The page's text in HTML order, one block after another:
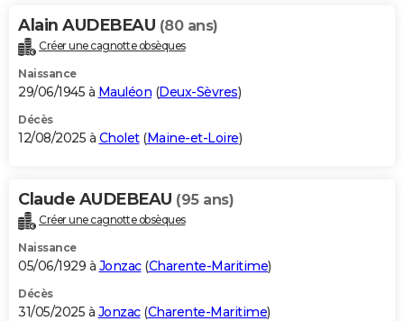
DICTIONNAIRE
Dictionnaire
Biographies
Citations
Expressions
Proverbes
PROGRAMME TV
COPAINS D'AVANT
S'inscrire
Se connecter
Lycées
Collèges
Primaires
Universités
Entreprises
Service militaire
Avis de recherche
AVIS DE DÉCÈS
Bricolage
Lifestyle
Culture
Sport
Auto
Television
Voyage
Cinema
Alain AUDEBEAU (80 ans)
Créer une cagnotte obsèques
Naissance
29/06/1945 à Mauléon (Deux-Sèvres)
Décès
12/08/2025 à Cholet(Maine-et-Loire)
Claude AUDEBEAU (95 ans)
Créer une cagnotte obsèques
Naissance
05/06/1929 à Jonzac(Charente-Maritime)
Décès
31/05/2025 à Jonzac(Charente-Maritime)